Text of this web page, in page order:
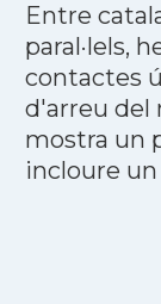
Entre
paral·lels,
contactes
d'arreu del
mostra un
incloure